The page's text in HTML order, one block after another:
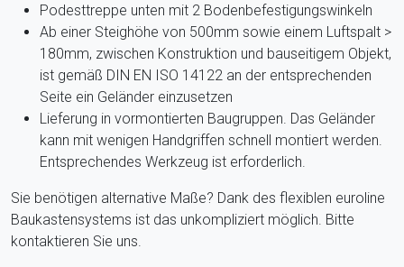
Podesttreppe unten mit 2 Bodenbefestigungswinkeln
Ab einer Steighöhe von 500mm sowie einem Luftspalt >
180mm, zwischen Konstruktion und bauseitigem Objekt,
ist gemäß DIN EN ISO 14122 an der entsprechenden
Seite ein Geländer einzusetzen
Lieferung in vormontierten Baugruppen. Das Geländer
kann mit wenigen Handgriffen schnell montiert werden.
Entsprechendes Werkzeug ist erforderlich.
Sie benötigen alternative Maße? Dank des flexiblen euroline
Baukastensystems ist das unkompliziert möglich. Bitte
kontaktieren Sie uns.